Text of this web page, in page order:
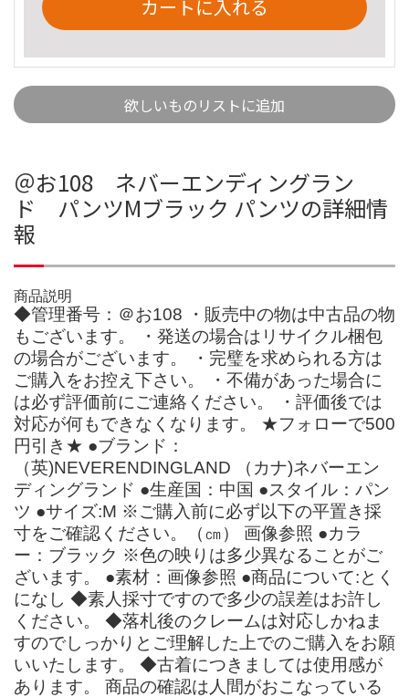
カートに入れる
欲しいものリストに追加
＠お108 ネバーエンディングラン
ド パンツMブラック パンツの詳細情
報
商品説明
◆管理番号：＠お108 ・販売中の物は中古品の物
もございます。 ・発送の場合はリサイクル梱包
の場合がございます。 ・完璧を求められる方は
ご購入をお控え下さい。 ・不備があった場合に
は必ず評価前にご連絡ください。 ・評価後では
対応が何もできなくなります。 ★フォローで500
円引き★ ●ブランド：
（英)NEVERENDINGLAND （カナ)ネバーエン
ディングランド ●生産国：中国 ●スタイル：パン
ツ ●サイズ:M ※ご購入前に必ず以下の平置き採
寸をご確認ください。（㎝） 画像参照 ●カラ
ー：ブラック ※色の映りは多少異なることがご
ざいます。 ●素材：画像参照 ●商品について:とく
になし ◆素人採寸ですので多少の誤差はお許し
ください。 ◆落札後のクレームは対応しかねま
すのでしっかりとご理解した上でのご購入をお願
いいたします。 ◆古着につきましては使用感が
あります。 商品の確認は人間がおこなっている